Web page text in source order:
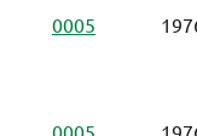
0005
0005